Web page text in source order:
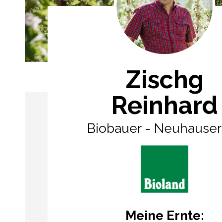
Zischg
Reinhard
Biobauer -
Meine Ernte: